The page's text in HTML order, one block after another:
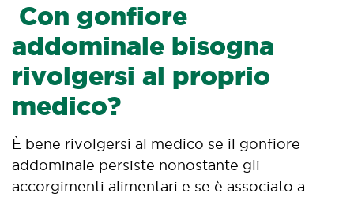
Con gonfiore
addominale bisogna
rivolgersi al proprio
medico?
È bene rivolgersi al medico se il gonfiore
addominale persiste nonostante gli
accorgimenti alimentari e se è associato a